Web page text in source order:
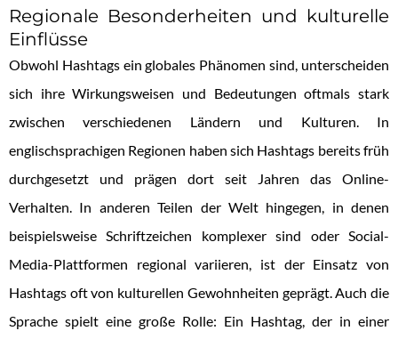
Regionale Besonderheiten und kulturelle
Einflüsse
Obwohl Hashtags ein globales Phänomen sind, unterscheiden
sich ihre Wirkungsweisen und Bedeutungen oftmals stark
zwischen verschiedenen Ländern und Kulturen. In
englischsprachigen Regionen haben sich Hashtags bereits früh
durchgesetzt und prägen dort seit Jahren das Online-
Verhalten. In anderen Teilen der Welt hingegen, in denen
beispielsweise Schriftzeichen komplexer sind oder Social-
Media-Plattformen regional variieren, ist der Einsatz von
Hashtags oft von kulturellen Gewohnheiten geprägt. Auch die
Sprache spielt eine große Rolle: Ein Hashtag, der in einer